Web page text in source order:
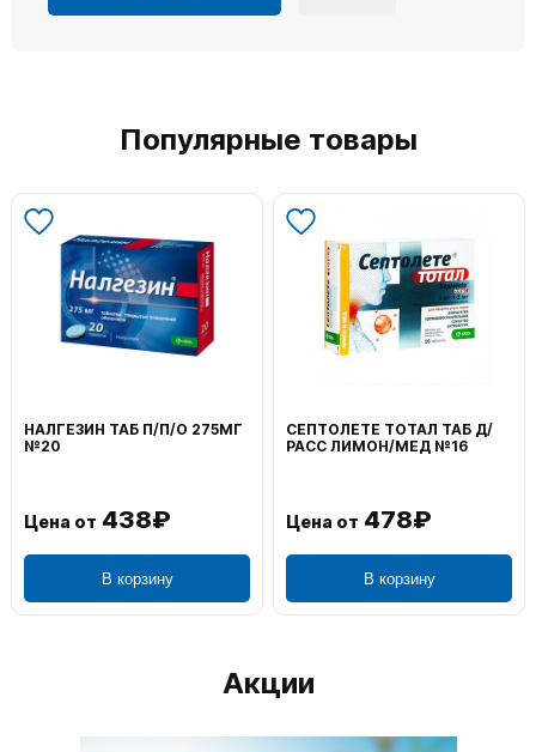
Популярные товары
НАЛГЕЗИН ТАБ П/П/О 275МГ
№20
Цена от 438₽
В корзину
СЕПТОЛЕТЕ ТОТАЛ ТАБ Д/
РАСС ЛИМОН/МЕД №16
Цена от 478₽
В корзину
Акции